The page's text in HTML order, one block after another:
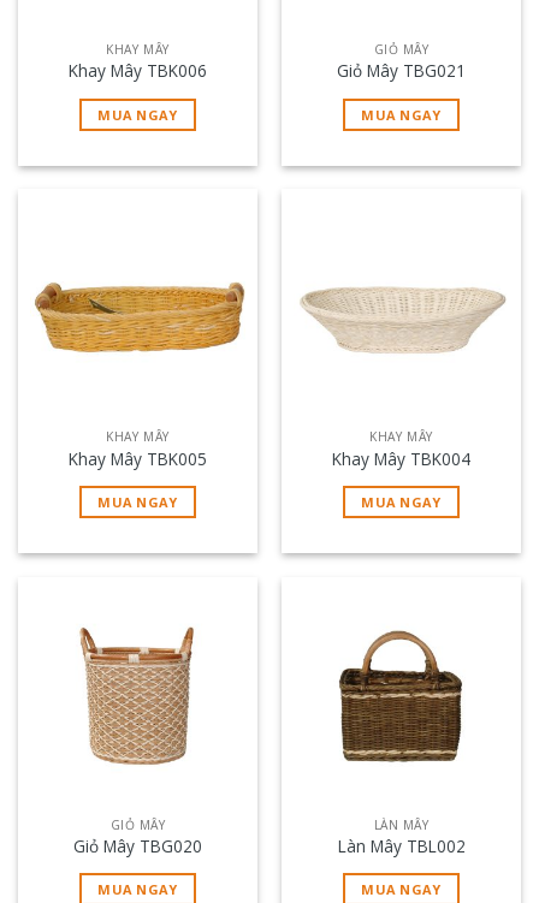
KHAY MÂY
Khay Mây TBK006
MUA NGAY
GIỎ MÂY
Giỏ Mây TBG021
MUA NGAY
KHAY MÂY
Khay Mây TBK005
MUA NGAY
KHAY MÂY
Khay Mây TBK004
MUA NGAY
GIỎ MÂY
Giỏ Mây TBG020
MUA NGAY
LÀN MÂY
Làn Mây TBL002
MUA NGAY